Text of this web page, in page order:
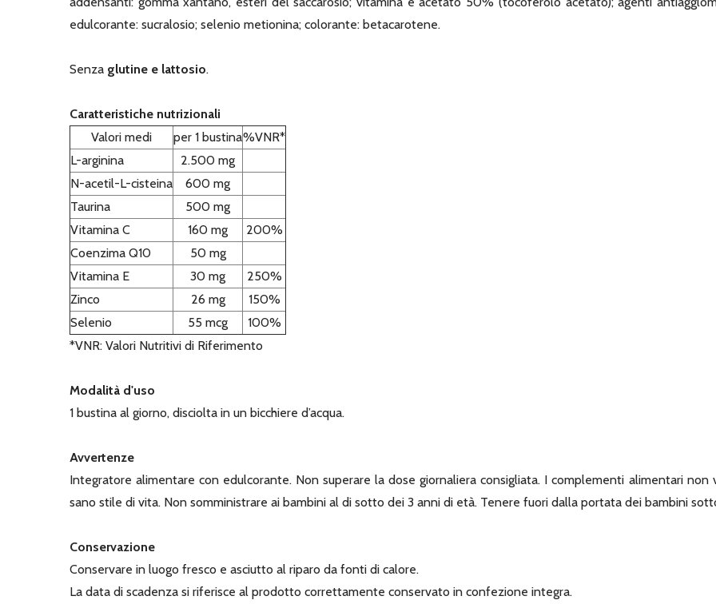
edulcorante: sucralosio; selenio metionina; colorante: betacarotene.
Senza glutine e lattosio.
Caratteristiche nutrizionali
Valori medi
per 1 bustina%VNR*
L-arginina
2.500 mg
N-acetil-L-cisteina
600 mg
Taurina
500 mg
Vitamina C
160 mg
200%
Coenzima Q10
50 mg
Vitamina E
30 mg
250%
Zinco
26 mg
150%
Selenio
55 mcg
100%
*VNR: Valori Nutritivi di Riferimento
Modalità d'uso
1 bustina al giorno, disciolta in un bicchiere d’acqua.
Avvertenze
Integratore alimentare con edulcorante. Non superare la dose giornaliera consigliata. I complementi alimentari
sano stile di vita. Non somministrare ai bambini al di sotto dei 3 anni di età. Tenere fuori dalla portata dei bambini
Conservazione
Conservare in luogo fresco e asciutto al riparo da fonti di calore.
La data di scadenza si riferisce al prodotto correttamente conservato in confezione integra.